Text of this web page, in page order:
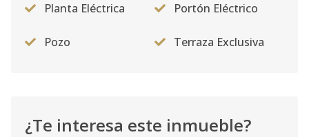
Planta Eléctrica Portón Eléctrico
Pozo Terraza Exclusiva
¿Te interesa este inmueble?